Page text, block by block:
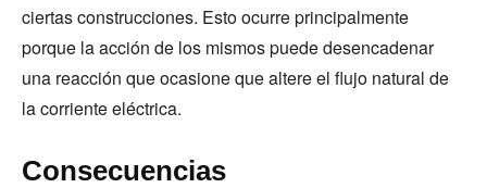
ciertas construcciones. Esto ocurre principalmente
porque la acción de los mismos puede desencadenar
una reacción que ocasione que altere el flujo natural de
la corriente eléctrica.
Consecuencias